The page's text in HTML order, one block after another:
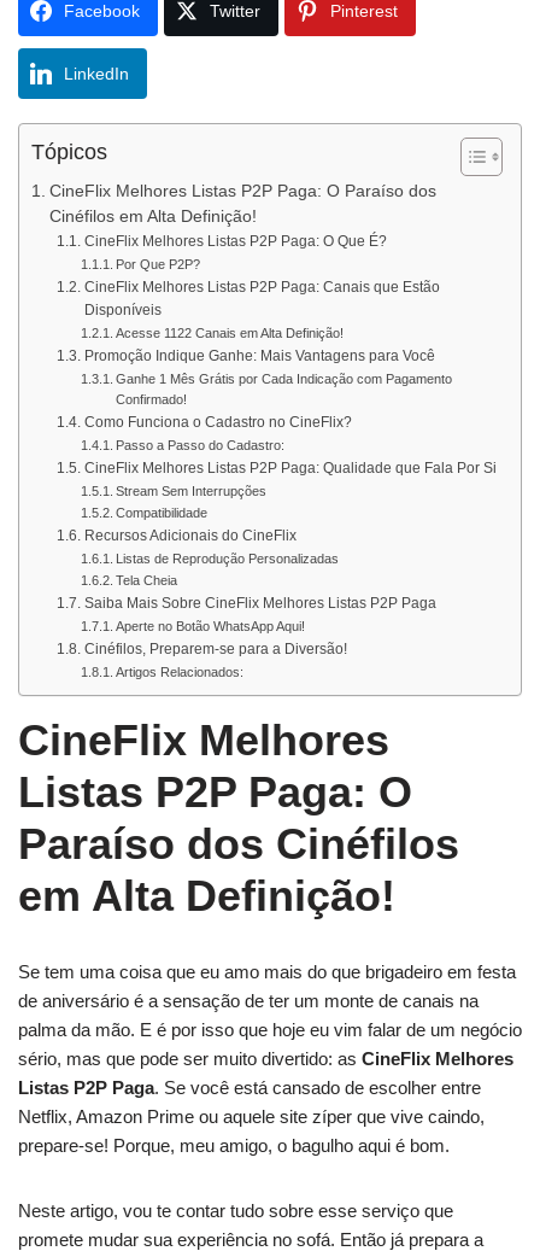
Facebook Twitter Pinterest
LinkedIn
Tópicos
CineFlix Melhores Listas P2P Paga: O Paraíso dos
Cinéfilos em Alta Definição!
CineFlix Melhores Listas P2P Paga: O Que É?
Por Que P2P?
CineFlix Melhores Listas P2P Paga: Canais que Estão
Disponíveis
Acesse 1122 Canais em Alta Definição!
Promoção Indique Ganhe: Mais Vantagens para Você
Ganhe 1 Mês Grátis por Cada Indicação com Pagamento
Confirmado!
Como Funciona o Cadastro no CineFlix?
Passo a Passo do Cadastro:
CineFlix Melhores Listas P2P Paga: Qualidade que Fala Por Si
Stream Sem Interrupções
Compatibilidade
Recursos Adicionais do CineFlix
Listas de Reprodução Personalizadas
Tela Cheia
Saiba Mais Sobre CineFlix Melhores Listas P2P Paga
Aperte no Botão WhatsApp Aqui!
Cinéfilos, Preparem-se para a Diversão!
Artigos Relacionados:
CineFlix Melhores
Listas P2P Paga: O
Paraíso dos Cinéfilos
em Alta Definição!
Se tem uma coisa que eu amo mais do que brigadeiro em festa
de aniversário é a sensação de ter um monte de canais na
palma da mão. E é por isso que hoje eu vim falar de um negócio
sério, mas que pode ser muito divertido: as CineFlix Melhores
Listas P2P Paga. Se você está cansado de escolher entre
Netflix, Amazon Prime ou aquele site zíper que vive caindo,
prepare-se! Porque, meu amigo, o bagulho aqui é bom.
Neste artigo, vou te contar tudo sobre esse serviço que
promete mudar sua experiência no sofá. Então já prepara a